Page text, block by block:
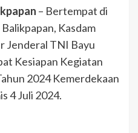
– Bertempat di
Kasdam
Jenderal TNI Bayu
Kesiapan Kegiatan
2024 Kemerdekaan
4 Juli 2024.